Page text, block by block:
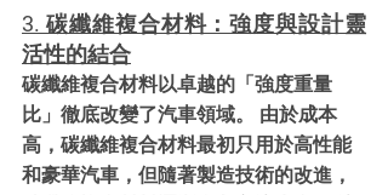
3. 碳纖維複合材料：強度與設計靈
活性的結合
碳纖維複合材料以卓越的「強度重量
比」徹底改變了汽車領域。 由於成本
高，碳纖維複合材料最初只用於高性能
和豪華汽車，但隨著製造技術的改進，